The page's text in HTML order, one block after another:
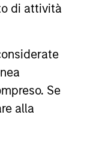
di attività
Se
alla
e al
da
gli
positivo